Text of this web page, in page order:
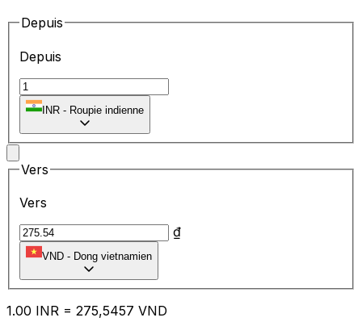
Depuis
Depuis
INR - Roupie indienne
Vers
Vers
₫
VND - Dong vietnamien
1.00 INR = 275,5457 VND